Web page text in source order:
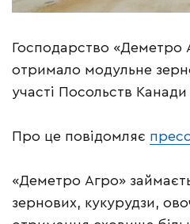
Господарство «Деметро
отримало модульне
участі Посольств Канади
Про це повідомляє
«Деметро Агро»
зернових, кукурудзи,